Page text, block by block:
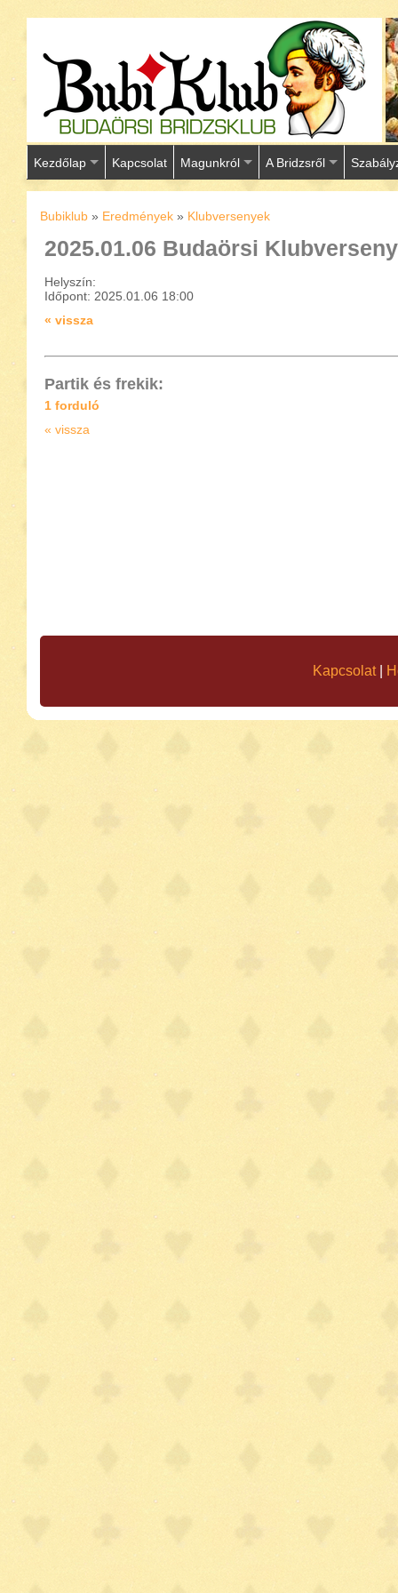
Kezdőlap Kapcsolat Magunkról A Bridzsről
Bubiklub » Eredmények » Klubversenyek
2025.01.06 Budaörsi Klubverseny
Helyszín:
Időpont: 2025.01.06 18:00
« vissza
Partik és frekik:
1 forduló
« vissza
Kapcsolat|